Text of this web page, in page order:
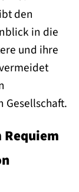
den
in die
und ihre
Gesellschaft.
Requiem